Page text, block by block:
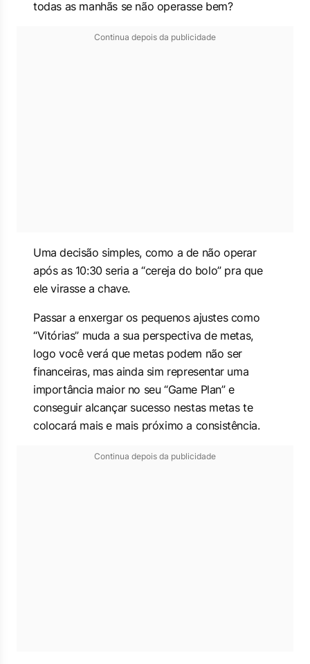
todas as manhãs se não operasse bem?
Continua depois da publicidade
Uma decisão simples, como a de não operar
após as 10:30 seria a “cereja do bolo” pra que
ele virasse a chave.
Passar a enxergar os pequenos ajustes como
“Vitórias” muda a sua perspectiva de metas,
logo você verá que metas podem não ser
financeiras, mas ainda sim representar uma
importância maior no seu “Game Plan” e
conseguir alcançar sucesso nestas metas te
colocará mais e mais próximo a consistência.
Continua depois da publicidade